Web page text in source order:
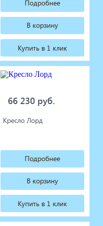
Подробнее
В корзину
Купить в 1 клик
66 230 руб.
Кресло Лорд
Подробнее
В корзину
Купить в 1 клик